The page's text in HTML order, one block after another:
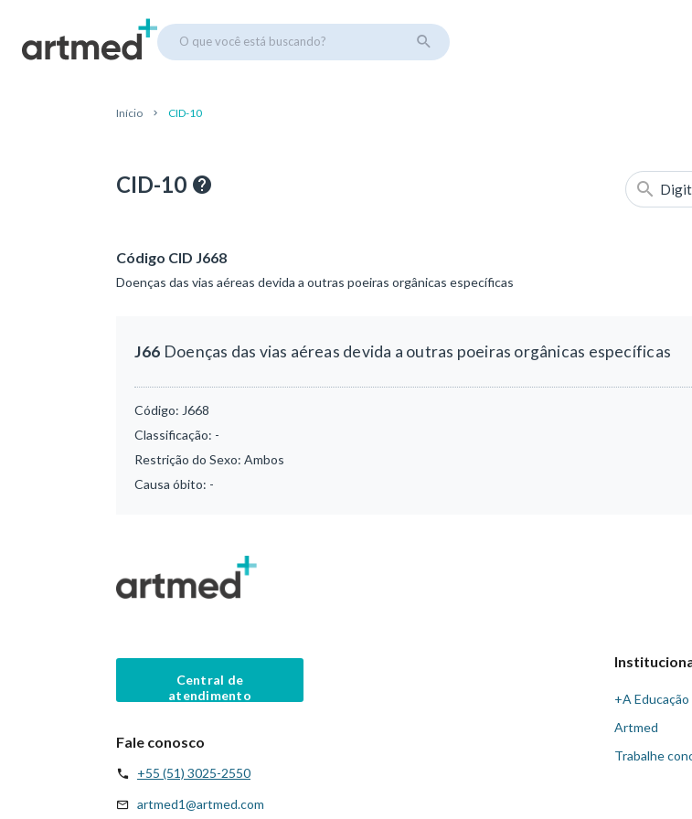
O que você está buscando?
Início CID-10
CID-10
Código CID J668
Doenças das vias aéreas devida a outras poeiras orgânicas específicas
J66 Doenças das vias aéreas devida a outras poeiras orgânicas específicas
Código: J668
Classificação: -
Restrição do Sexo: Ambos
Causa óbito: -
Central de
atendimento
Fale conosco
+55 (51) 3025-2550
artmed1@artmed.com
+A Educação
Artmed
Trabalhe